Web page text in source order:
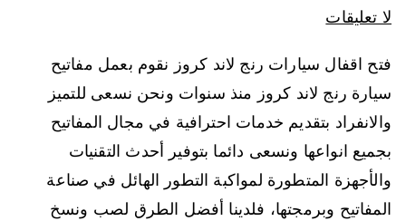
لا تعليقات
فتح اقفال سيارات رنج لاند كروز نقوم بعمل مفاتيح
سيارة رنج لاند كروز منذ سنوات ونحن نسعى للتميز
والانفراد بتقديم خدمات احترافية في مجال المفاتيح
بجميع انواعها ونسعى دائما بتوفير أحدث التقنيات
والأجهزة المتطورة لمواكبة التطور الهائل في صناعة
المفاتيح وبرمجتها، فلدينا أفضل الطرق لصب ونسخ